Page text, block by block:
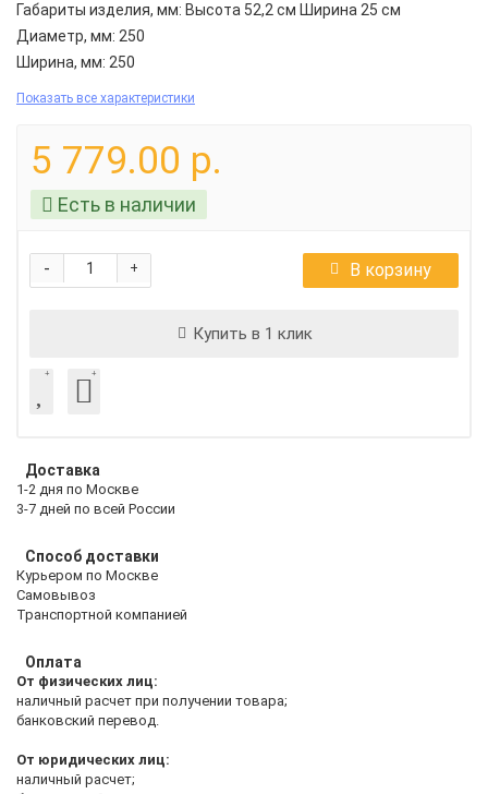
Габариты изделия, мм: Высота 52,2 см Ширина 25 см
Диаметр, мм: 250
Ширина, мм: 250
Показать все характеристики
5 779.00 р.
Есть в наличии
+
- В корзину
Купить в 1 клик
Доставка
1-2 дня по Москве
3-7 дней по всей России
Способ доставки
Курьером по Москве
Самовывоз
Транспортной компанией
Оплата
От физических лиц:
наличный расчет при получении товара;
банковский перевод.
От юридических лиц:
наличный расчет;